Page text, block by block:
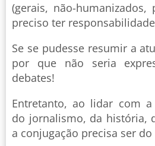
(gerais, não-
preciso ter
Se se pudesse resumir a
por que não seria
debates!
Entretanto, ao lidar com
do jornalismo, da história,
a conjugação precisa ser